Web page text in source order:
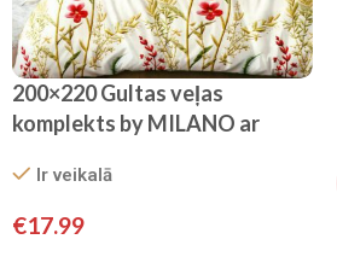
200×220 Gultas veļas
komplekts by MILANO ar
SATĪNS
Ir veikalā
€17.99